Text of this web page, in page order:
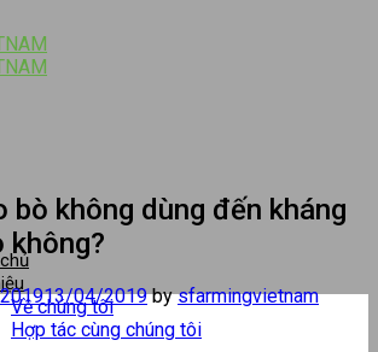
Về chúng tôi
Hợp tác cùng chúng tôi
bò không dùng đến kháng
không?
13/04/2019bysfarmingvietnam